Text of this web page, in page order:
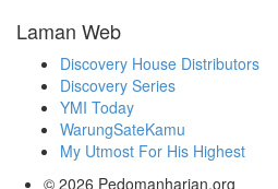
Laman Web
Discovery House Distributors
Discovery Series
YMI Today
WarungSateKamu
My Utmost For His Highest
© 2026 Pedomanharian.org